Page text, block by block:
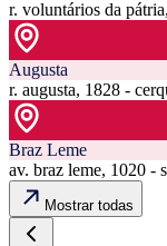
r. voluntários da
Augusta
r. augusta, 1828 -
Braz Leme
av. braz leme, 1020 -
Mostrar todas